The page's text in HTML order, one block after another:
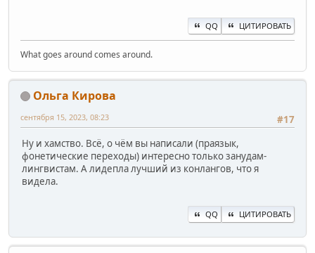
QQ ЦИТИРОВАТЬ
What goes around comes around.
Ольга Кирова
#17
сентября 15, 2023, 08:23
Ну и хамство. Всё, о чём вы написали (праязык,
фонетические переходы) интересно только занудам-
лингвистам. А лидепла лучший из конлангов, что я
видела.
QQ ЦИТИРОВАТЬ